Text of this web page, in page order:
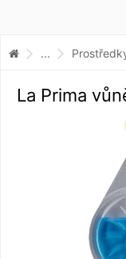
...
La Prima